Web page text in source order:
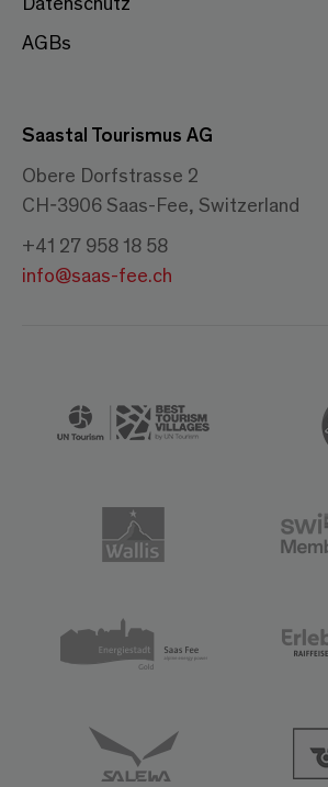
AGBs
Saastal Tourismus AG
Obere Dorfstrasse 2
CH-3906 Saas-Fee, Switzerland
+41 27 958 18 58
info@saas-fee.ch